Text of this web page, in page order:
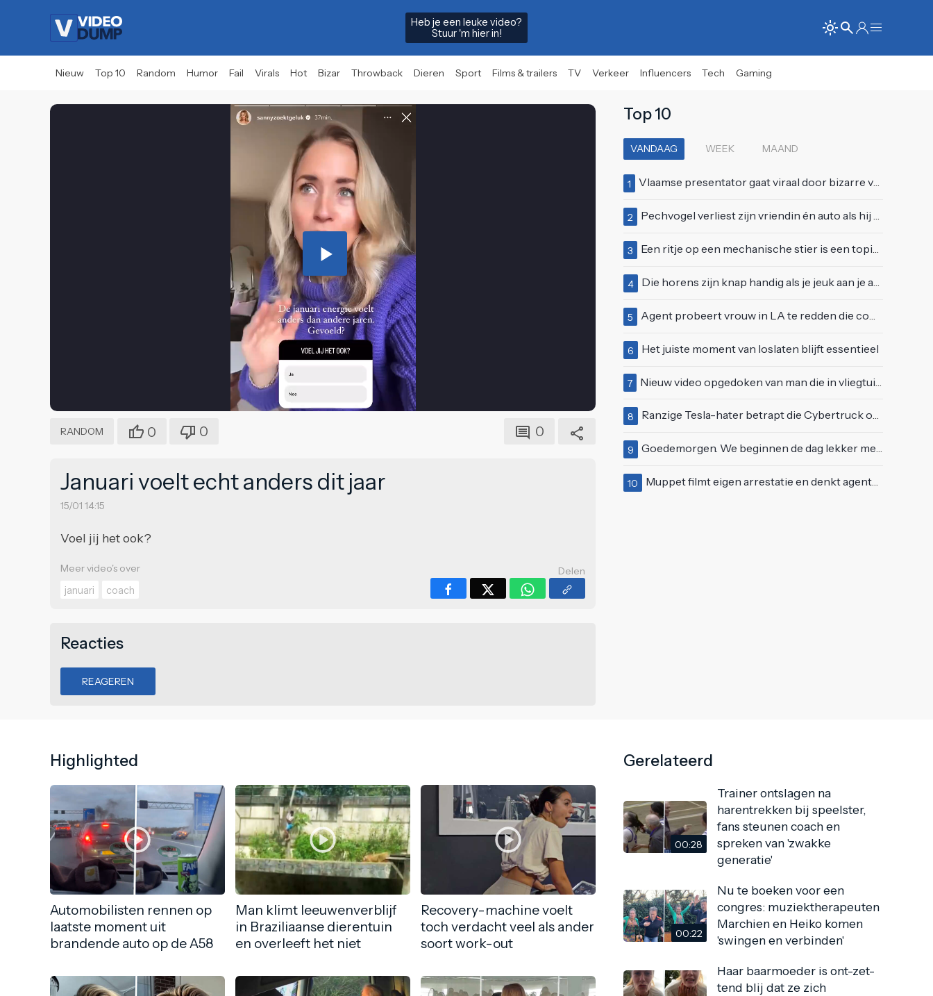
Heb je een leuke video?
Stuur 'm hier in!
Nieuw Top 10 Random Humor Fail Virals Hot Bizar Throwback Dieren Sport Films & trailers TV Verkeer Influencers Tech Gaming
Play
Video
RANDOM 0 0 0
Januari voelt echt anders dit jaar
15/01 14:15
Voel jij het ook?
Meer video's over
januari
coach
Delen
Reacties
REAGEREN
Top 10
VANDAAG WEEK MAAND
1 Vlaamse presentator gaat viraal door bizarre vertoning op live televisie: "Helemaal stijf van de bloem"
2 Pechvogel verliest zijn vriendin én auto als hij bocht te scherp neemt
3 Een ritje op een mechanische stier is een topidee voor een eerste date
4 Die horens zijn knap handig als je jeuk aan je arie hebt
5 Agent probeert vrouw in LA te redden die compleet van het padje is
6 Het juiste moment van loslaten blijft essentieel
7 Nieuw video opgedoken van man die in vliegtuigmotor springt op vliegveld Milaan
8 Ranzige Tesla-hater betrapt die Cybertruck op een 'speciale bruine coating' trakteert
9 Goedemorgen. We beginnen de dag lekker met wat rek- en strekoefeningen
10 Muppet filmt eigen arrestatie en denkt agenten te kunnen laten schorsen: "Jullie krijgen maandje vakantie"
Highlighted
Automobilisten rennen op
laatste moment uit
brandende auto op de A58
Man klimt leeuwenverblijf
in Braziliaanse dierentuin
en overleeft het niet
Recovery-machine voelt
toch verdacht veel als ander
soort work-out
Gerelateerd
00:28
Trainer ontslagen na
harentrekken bij speelster,
fans steunen coach en
spreken van 'zwakke
generatie'
00:22
Nu te boeken voor een
congres: muziektherapeuten
Marchien en Heiko komen
'swingen en verbinden'
Haar baarmoeder is ont-zet-
tend blij dat ze zich